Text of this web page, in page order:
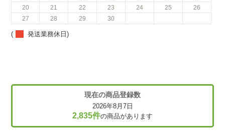
20
21 22 23 24 25
26
27
28 29 30
( 発送業務休日)
現在の商品登録数
2026年8月7日
2,835件の商品があります